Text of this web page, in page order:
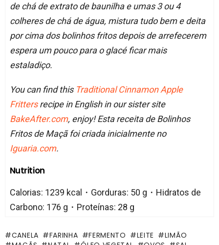
de chá de extrato de baunilha e umas 3 ou 4
colheres de chá de água, mistura tudo bem e deita
por cima dos bolinhos fritos depois de arrefecerem
espera um pouco para o glacé ficar mais
estaladiço.
You can find this Traditional Cinnamon Apple
Frittersrecipe in English in our sister site
BakeAfter.com, enjoy! Esta receita de Bolinhos
Fritos de Maçã foi criada inicialmente no
Iguaria.com.
Nutrition
Calorias: 1239 kcal・Gorduras: 50 g・Hidratos de
Carbono: 176 g・Proteínas: 28 g
CANELA FARINHA FERMENTO LEITE
LIMÃO